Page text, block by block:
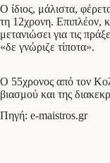
Ο ίδιος, μάλιστα,
τη 12χρονη. Επιπλέον,
μετανιώσει για τις
«δε γνώριζε τίποτα».
Ο 55χρονος από τον
βιασμού και της
Πηγή: e-maistros.gr